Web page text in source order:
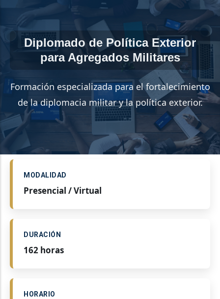
Diplomado de Política Exterior
para Agregados Militares
Formación especializada para el fortalecimiento
de la diplomacia militar y la política exterior.
MODALIDAD
Presencial / Virtual
DURACIÓN
162 horas
HORARIO